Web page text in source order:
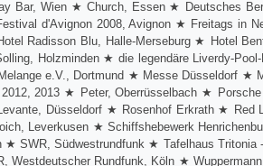
Bar, Wien ★ Church, Essen ★ Deutsches
d'Avignon 2008, Avignon ★ Freitags in
Radisson Blu, Halle-Merseburg ★ Hotel
Holzminden ★ die legendäre Liverdy-
e.V., Dortmund ★ Messe Düsseldorf ★
2013 ★ Peter, Oberrüsselbach ★
Düsseldorf ★ Rosenhof Erkrath ★
Leverkusen ★ Schiffshebewerk
SWR, Südwestrundfunk ★ Tafelhaus Tritonia
Rundfunk, Köln ★